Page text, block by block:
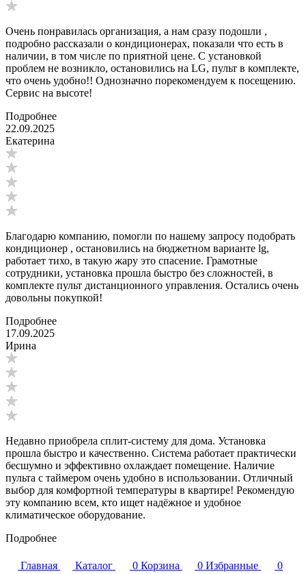
Очень понравилась организация, а нам сразу подошли ,
подробно рассказали о кондиционерах, показали что есть в
наличии, в том числе по приятной цене. С установкой
проблем не возникло, остановились на LG, пульт в комплекте,
что очень удобно!! Однозначно порекомендуем к посещению.
Сервис на высоте!
Подробнее
22.09.2025
Екатерина
Благодарю компанию, помогли по нашему запросу подобрать
кондиционер , остановились на бюджетном варианте lg,
работает тихо, в такую жару это спасение. Грамотные
сотрудники, установка прошла быстро без сложностей, в
комплекте пульт дистанционного управления. Остались очень
довольны покупкой!
Подробнее
17.09.2025
Ирина
Недавно приобрела сплит-систему для дома. Установка
прошла быстро и качественно. Система работает практически
бесшумно и эффективно охлаждает помещение. Наличие
пульта с таймером очень удобно в использовании. Отличный
выбор для комфортной температуры в квартире! Рекомендую
эту компанию всем, кто ищет надёжное и удобное
климатическое оборудование.
Подробнее
Главная Каталог 0 Корзина 0 Избранные
0